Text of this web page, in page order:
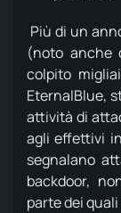
Più di un
(noto anche
colpito
EternalBlue,
attività di
agli effettivi
segnalano
backdoor,
parte dei